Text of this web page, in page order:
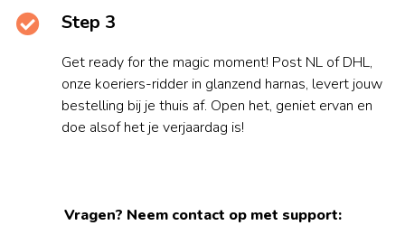
Step 3
Get ready for the magic moment! Post NL of DHL,
onze koeriers-ridder in glanzend harnas, levert jouw
bestelling bij je thuis af. Open het, geniet ervan en
doe alsof het je verjaardag is!
Vragen? Neem contact op met support: